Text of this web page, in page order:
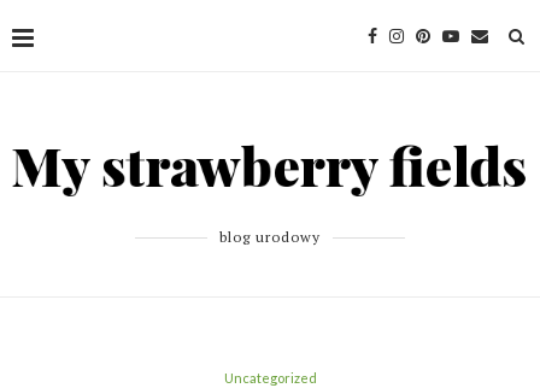
blog urodowy
Uncategorized